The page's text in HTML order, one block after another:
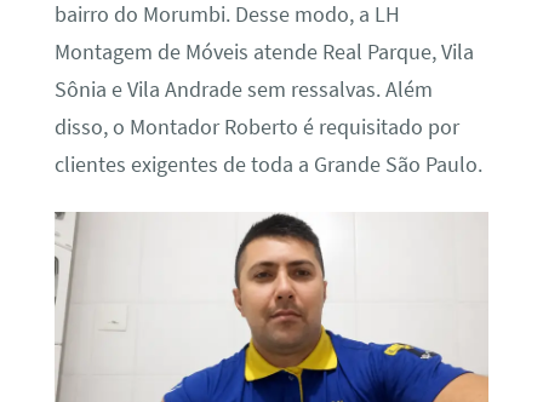
bairro do Morumbi. Desse modo, a LH
Montagem de Móveis atende Real Parque, Vila
Sônia e Vila Andrade sem ressalvas. Além
disso, o Montador Roberto é requisitado por
clientes exigentes de toda a Grande São Paulo.